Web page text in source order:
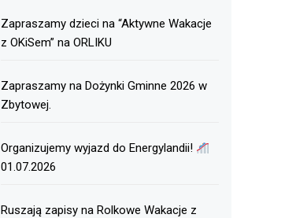
Zapraszamy dzieci na “Aktywne Wakacje
z OKiSem” na ORLIKU
Zapraszamy na Dożynki Gminne 2026 w
Zbytowej.
Organizujemy wyjazd do Energylandii!
01.07.2026
Ruszają zapisy na Rolkowe Wakacje z